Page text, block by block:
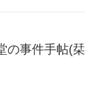
の事件手帖(